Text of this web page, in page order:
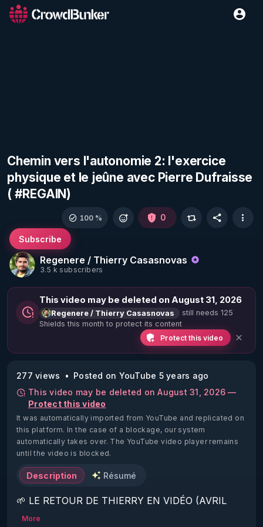
Chemin vers l'autonomie 2: l'exercice
physique et le jeûne avec Pierre Dufraisse
( #REGAIN)
Regenere / Thierry Casasnovas
3.5 k subscribers
Subscribe
100 % 0
This video may be deleted on August 31, 2026
Regenere / Thierry Casasnovas
still needs 125
Shields this month to protect its content
Protect this video
277 views
Posted on YouTube 5 years ago
This video may be deleted on August 31, 2026 —
Protect this video
It was automatically imported from YouTube and replicated on
this platform. In the case of a blockage, our system
automatically takes over. The YouTube video player remains
until the video is blocked.
Description Résumé
🌱 LE RETOUR DE THIERRY EN VIDÉO (AVRIL
2022)!
More